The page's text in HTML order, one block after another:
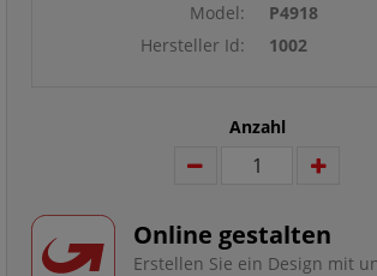
Model:
P4918
Hersteller Id:
1002
Anzahl
Online gestalten
Erstellen Sie ein Design mit